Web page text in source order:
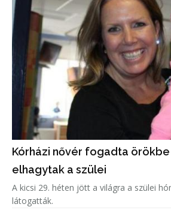
Kórházi nővér fogadta
elhagytak a szülei
A kicsi 29. héten jött a világra a szülei
látogatták.